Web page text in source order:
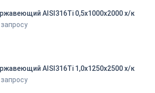
Лист нержавеющий AISI316Ti 0,5х1000х2000 х/к
запросу
Лист нержавеющий AISI316Ti 1,0х1250х2500 х/к
запросу